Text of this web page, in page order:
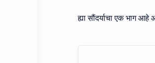
ह्या सौंदर्याचा एक भाग